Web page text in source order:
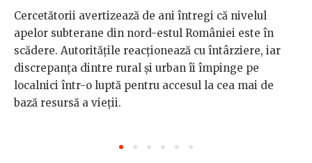
Cercetătorii avertizează de ani întregi că nivelul
apelor subterane din nord-estul României este în
scădere. Autoritățile reacționează cu întârziere, iar
discrepanța dintre rural și urban îi împinge pe
localnici într-o luptă pentru accesul la cea mai de
bază resursă a vieții.